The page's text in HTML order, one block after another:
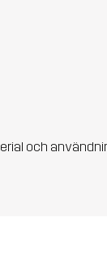
och